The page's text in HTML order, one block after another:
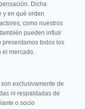
Dicha
y en qué orden
como nuestros
pueden influir
presentamos todos los
el mercado.
exclusivamente de
ni respaldadas de
o socio